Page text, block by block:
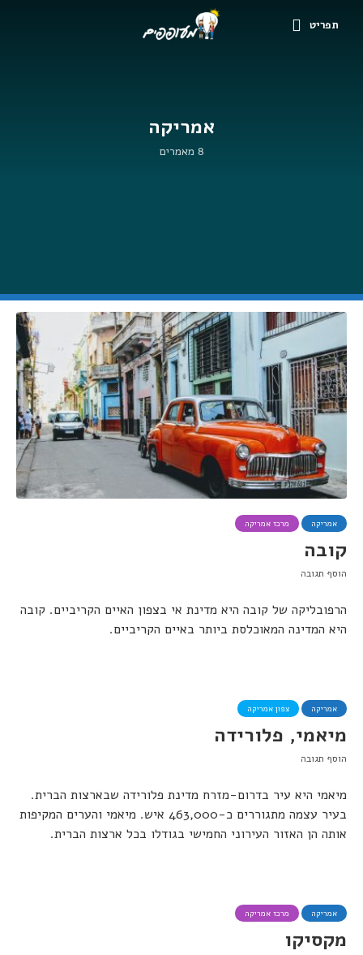
תפריט
אמריקה
8 מאמרים
אמריקה מרכז אמריקה
קובה
הוסף תגובה
הרפובליקה של קובה היא מדינת אי בצפון האיים הקריביים. קובה
היא המדינה המאוכלסת ביותר באיים הקריביים.
אמריקה צפון אמריקה
מיאמי, פלורידה
הוסף תגובה
מיאמי היא עיר בדרום-מזרח מדינת פלורידה שבארצות הברית.
בעיר עצמה מתגוררים כ-463,000 איש. מיאמי והערים המקיפות
אותה הן האזור העירוני החמישי בגודלו בכל ארצות הברית.
אמריקה מרכז אמריקה
מקסיקו